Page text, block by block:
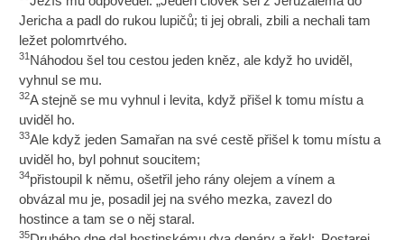
Jericha a padl do rukou lupičů; ti jej obrali, zbili a nechali tam
ležet polomrtvého.
31 Náhodou šel tou cestou jeden kněz, ale když ho uviděl,
vyhnul se mu.
32A stejně se mu vyhnul i levita, když přišel k tomu místu a
uviděl ho.
33Ale když jeden Samařan na své cestě přišel k tomu místu a
uviděl ho, byl pohnut soucitem;
34přistoupil k němu, ošetřil jeho rány olejem a vínem a
obvázal mu je, posadil jej na svého mezka, zavezl do
hostince a tam se o něj staral.
35